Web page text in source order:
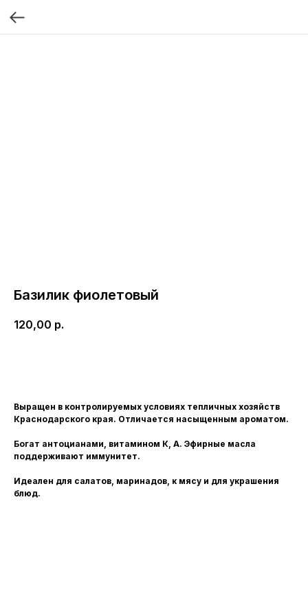
Базилик фиолетовый
120,00 р.
Выращен в контролируемых условиях тепличных хозяйств
Краснодарского края. Отличается насыщенным ароматом.
Богат антоцианами, витамином К, А. Эфирные масла
поддерживают иммунитет.
Идеален для салатов, маринадов, к мясу и для украшения
блюд.